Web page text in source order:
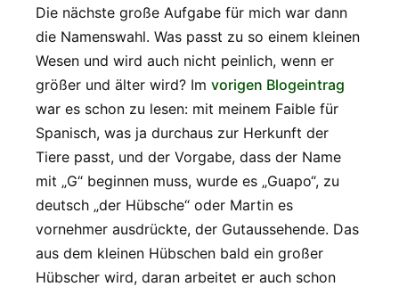
Die nächste große Aufgabe für mich war dann
die Namenswahl. Was passt zu so einem kleinen
Wesen und wird auch nicht peinlich, wenn er
größer und älter wird? Im vorigen Blogeintrag
war es schon zu lesen: mit meinem Faible für
Spanisch, was ja durchaus zur Herkunft der
Tiere passt, und der Vorgabe, dass der Name
mit „G“ beginnen muss, wurde es „Guapo“, zu
deutsch „der Hübsche“ oder Martin es
vornehmer ausdrückte, der Gutaussehende. Das
aus dem kleinen Hübschen bald ein großer
Hübscher wird, daran arbeitet er auch schon